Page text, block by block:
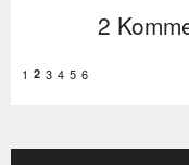
2
1 2 3 4 5 6